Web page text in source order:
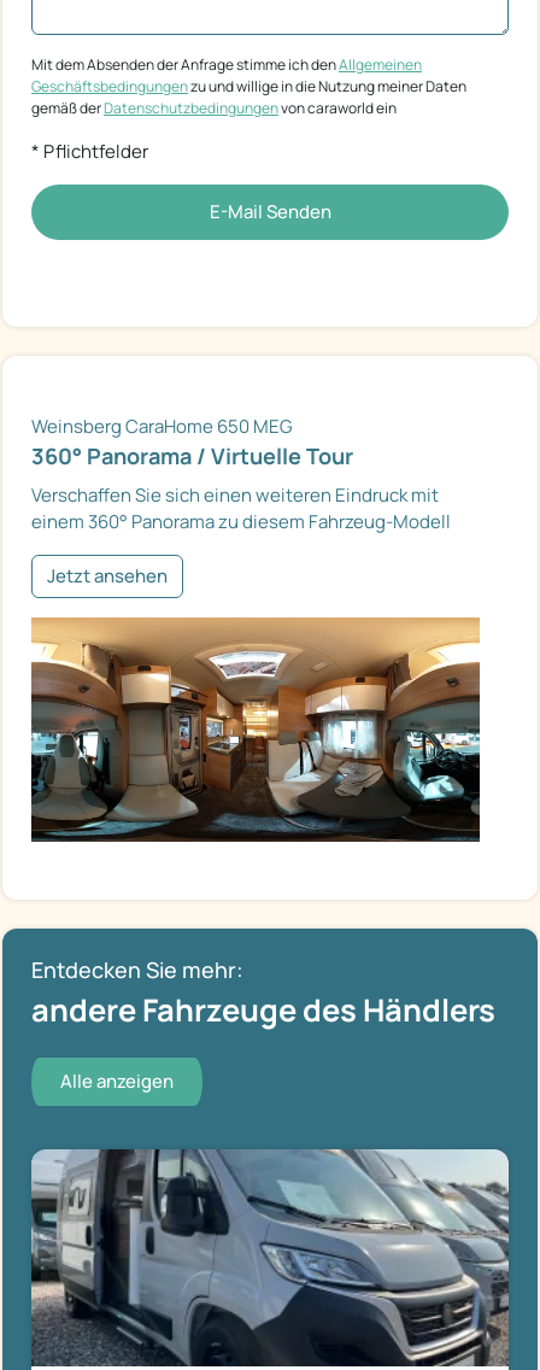
Mit dem Absenden der Anfrage stimme ich denAllgemeinen
Geschäftsbedingungenzu und willige in die Nutzung meiner Daten
gemäß derDatenschutzbedingungenvon caraworld ein
* Pflichtfelder
E-Mail Senden
Weinsberg CaraHome 650 MEG
360° Panorama / Virtuelle Tour
Verschaffen Sie sich einen weiteren Eindruck mit
einem 360° Panorama zu diesem Fahrzeug-Modell
Jetzt ansehen
Entdecken Sie mehr:
andere Fahrzeuge des Händlers
Alle anzeigen